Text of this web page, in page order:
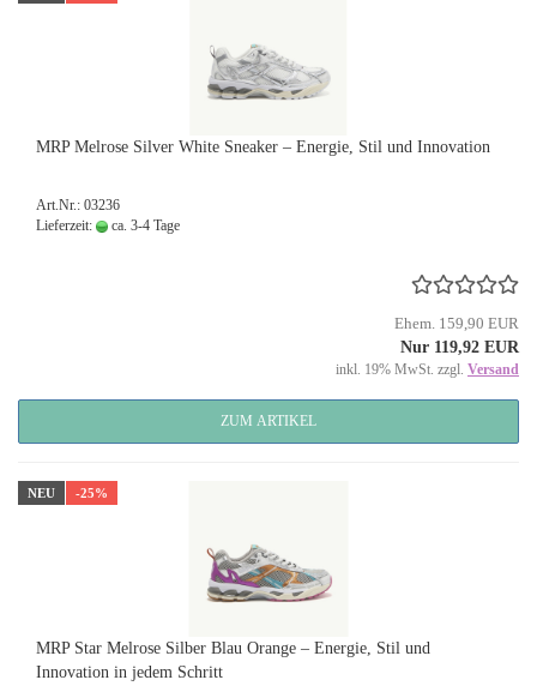
MRP Melrose Silver White Sneaker – Energie, Stil und Innovation
Art.Nr.: 03236
Lieferzeit:
ca. 3-4 Tage
Ehem. 159,90 EUR
Nur 119,92 EUR
inkl. 19% MwSt. zzgl. Versand
ZUM ARTIKEL
NEU -25%
MRP Star Melrose Silber Blau Orange – Energie, Stil und
Innovation in jedem Schritt